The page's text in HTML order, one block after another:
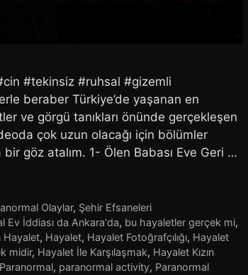
#tekinsiz #ruhsal #gizemli
beraber Türkiye’de yaşanan en
ve görgü tanıkları önünde gerçekleşen
çok uzun olacağı için bölümler
göz atalım. 1- Ölen Babası Eve Geri …
Olaylar, Şehir Efsaneleri
Ev İddiası da Ankara'da, bu hayaletler gerçek mi,
Hayalet, Hayalet, Hayalet Fotoğrafçılığı, Hayalet
midir, Hayalet İle Karşılaşmak, Hayalet Kızın
Paranormal, paranormal activity, Paranormal